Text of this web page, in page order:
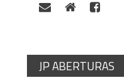
JP ABERTURAS